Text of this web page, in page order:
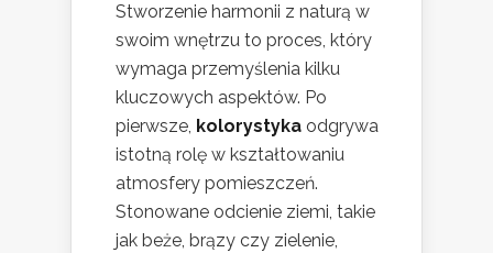
Stworzenie harmonii z naturą w
swoim wnętrzu to proces, który
wymaga przemyślenia kilku
kluczowych aspektów. Po
pierwsze, kolorystyka odgrywa
istotną rolę w kształtowaniu
atmosfery pomieszczeń.
Stonowane odcienie ziemi, takie
jak beże, brązy czy zielenie,